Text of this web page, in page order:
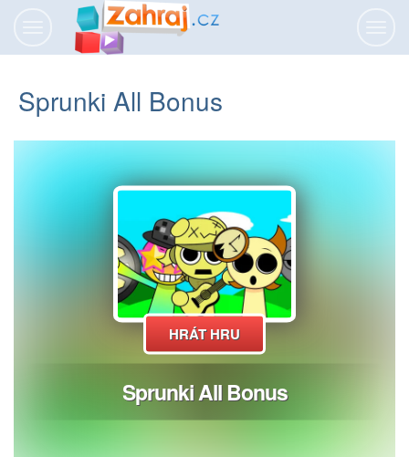
Sprunki All Bonus